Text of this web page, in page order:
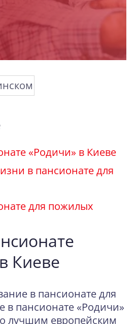
«Родичи» в Киеве
в пансионате для
для пожилых
Киеве
в пансионате для
в пансионате «Родичи»
лучшим европейским